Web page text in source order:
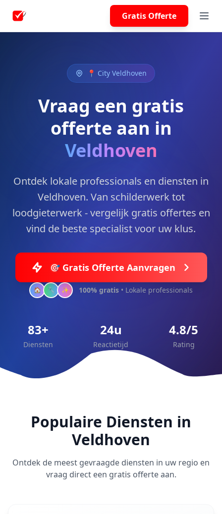
Gratis Offerte
📍 City Veldhoven
Vraag een gratis
offerte aan in
Veldhoven
Ontdek lokale professionals en diensten in
Veldhoven. Van schilderwerk tot
loodgieterwerk - vergelijk gratis offertes en
vind de beste specialist voor uw klus.
🎯 Gratis Offerte Aanvragen
🏠 🔧 ✨ 100% gratis • Lokale professionals
83+
Diensten
24u
Reactietijd
4.8/5
Rating
Populaire Diensten in
Veldhoven
Ontdek de meest gevraagde diensten in uw regio en
vraag direct een gratis offerte aan.